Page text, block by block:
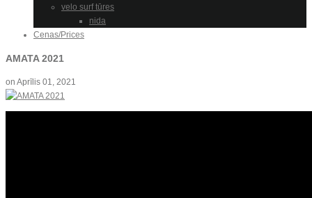
velo surf tūres
nida
Cenas/Prices
AMATA 2021
on Aprīlis 01, 2021